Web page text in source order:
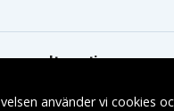
använder vi cookies